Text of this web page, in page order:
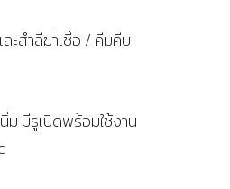
ะสำลีฆ่าเชื้อ / คีมคีบ
ม มีรูเปิดพร้อมใช้งาน